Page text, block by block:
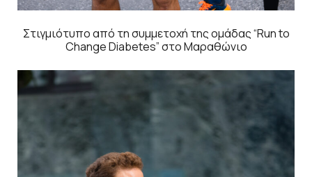
Στιγμιότυπο από τη συμμετοχή της ομάδας “Run to
Change Diabetes” στο Μαραθώνιο